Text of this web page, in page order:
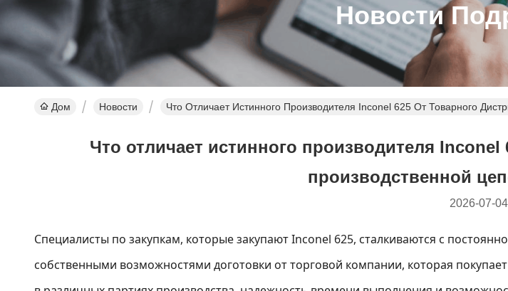
Новости
Дом Новости Что Отличает Истинного Производителя Inconel 625 От Товарного
Что отличает истинного производителя
производственной
2026-07-04
Специалисты по закупкам, которые закупают Inconel 625, сталкиваются с
собственными возможностями доготовки от торговой компании, которая